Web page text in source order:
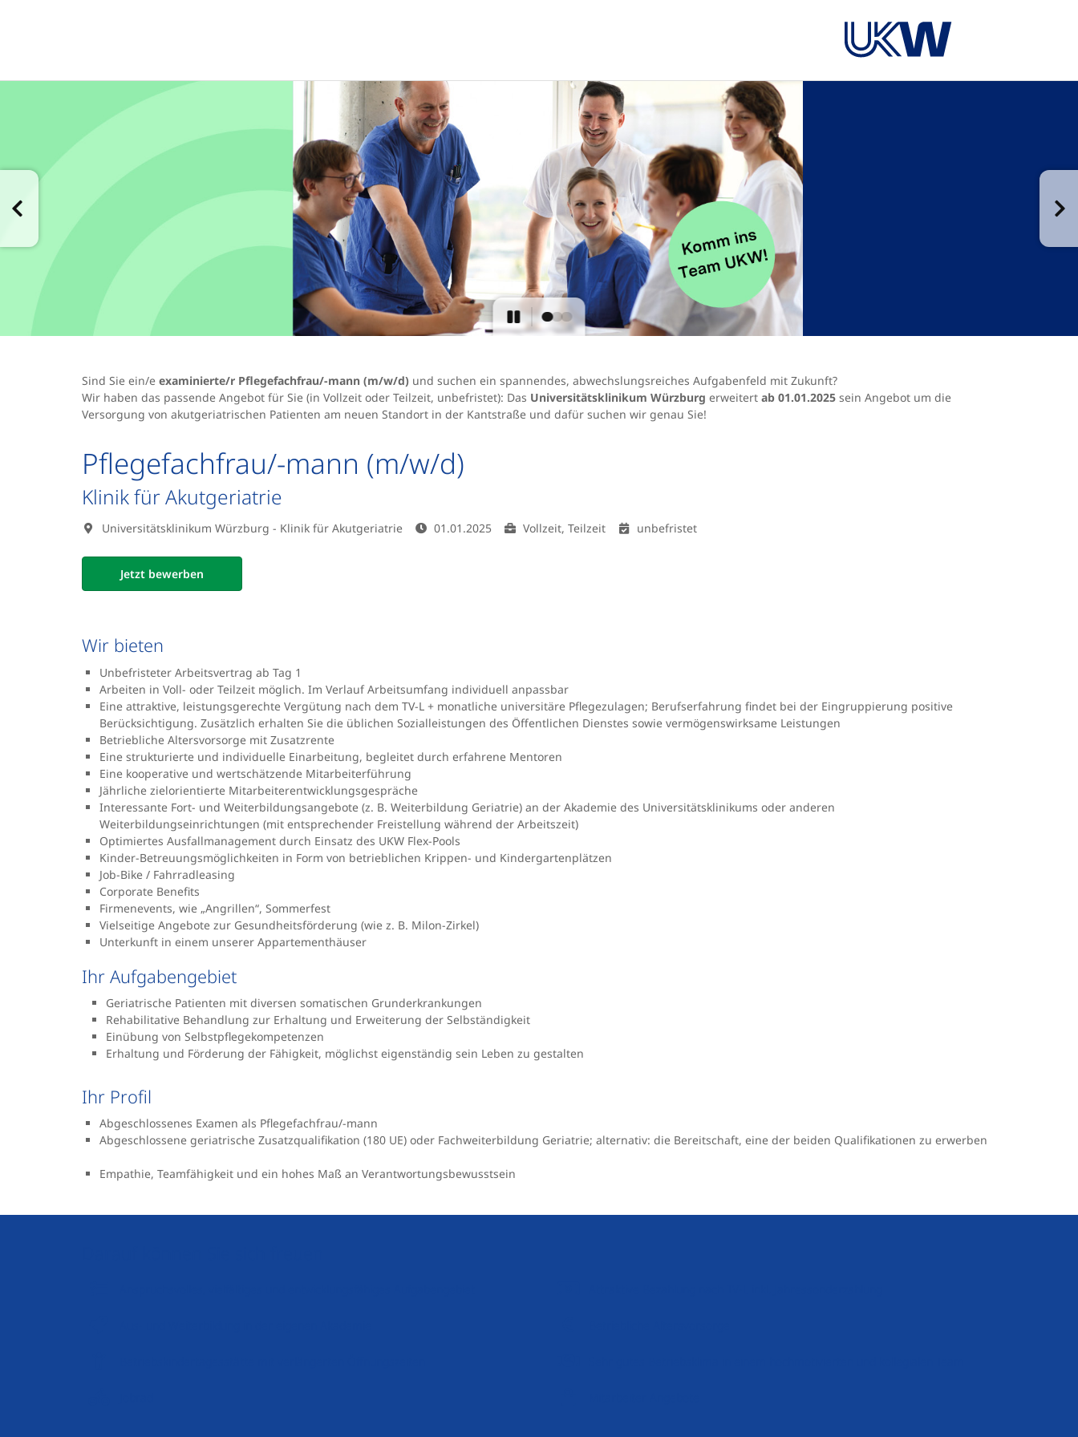
Pflegefachfrau/-mann (m/w/d)
Klinik für Akutgeriatrie
Universitätsklinikum Würzburg - Klinik für Akutgeriatrie 01.01.2025 Vollzeit, Teilzeit unbefristet
Jetzt bewerben
Sind Sie ein/e examinierte/r Pflegefachfrau/-mann (m/w/d) und suchen ein spannendes, abwechslungsreiches Aufgabenfeld mit Zukunft?
Wir haben das passende Angebot für Sie (in Vollzeit oder Teilzeit, unbefristet): Das Universitätsklinikum Würzburg erweitert ab 01.01.2025 sein Angebot um die
Versorgung von akutgeriatrischen Patienten am neuen Standort in der Kantstraße und dafür suchen wir genau Sie!
Wir bieten
Unbefristeter Arbeitsvertrag ab Tag 1
Arbeiten in Voll- oder Teilzeit möglich. Im Verlauf Arbeitsumfang individuell anpassbar
Eine attraktive, leistungsgerechte Vergütung nach dem TV-L + monatliche universitäre Pflegezulagen; Berufserfahrung findet bei der Eingruppierung positive
Berücksichtigung. Zusätzlich erhalten Sie die üblichen Sozialleistungen des Öffentlichen Dienstes sowie vermögenswirksame Leistungen
Betriebliche Altersvorsorge mit Zusatzrente
Eine strukturierte und individuelle Einarbeitung, begleitet durch erfahrene Mentoren
Eine kooperative und wertschätzende Mitarbeiterführung
Jährliche zielorientierte Mitarbeiterentwicklungsgespräche
Interessante Fort- und Weiterbildungsangebote (z. B. Weiterbildung Geriatrie) an der Akademie des Universitätsklinikums oder anderen
Weiterbildungseinrichtungen (mit entsprechender Freistellung während der Arbeitszeit)
Optimiertes Ausfallmanagement durch Einsatz des UKW Flex-Pools
Kinder-Betreuungsmöglichkeiten in Form von betrieblichen Krippen- und Kindergartenplätzen
Job-Bike / Fahrradleasing
Corporate Benefits
Firmenevents, wie „Angrillen“, Sommerfest
Vielseitige Angebote zur Gesundheitsförderung (wie z. B. Milon-Zirkel)
Unterkunft in einem unserer Appartementhäuser
Ihr Aufgabengebiet
Geriatrische Patienten mit diversen somatischen Grunderkrankungen
Rehabilitative Behandlung zur Erhaltung und Erweiterung der Selbständigkeit
Einübung von Selbstpflegekompetenzen
Erhaltung und Förderung der Fähigkeit, möglichst eigenständig sein Leben zu gestalten
Ihr Profil
Abgeschlossenes Examen als Pflegefachfrau/-mann
Abgeschlossene geriatrische Zusatzqualifikation (180 UE) oder Fachweiterbildung Geriatrie; alternativ: die Bereitschaft, eine der beiden Qualifikationen zu erwerben
Empathie, Teamfähigkeit und ein hohes Maß an Verantwortungsbewusstsein